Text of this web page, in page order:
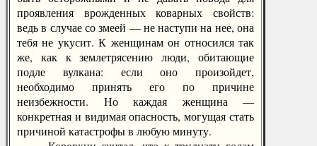
проявления врожденных коварных свойств:
ведь в случае со змеей — не наступи на нее, она
тебя не укусит. К женщинам он относился так
же, как к землетрясению люди, обитающие
подле вулкана: если оно произойдет,
необходимо принять его по причине
неизбежности. Но каждая женщина —
конкретная и видимая опасность, могущая стать
причиной катастрофы в любую минуту.